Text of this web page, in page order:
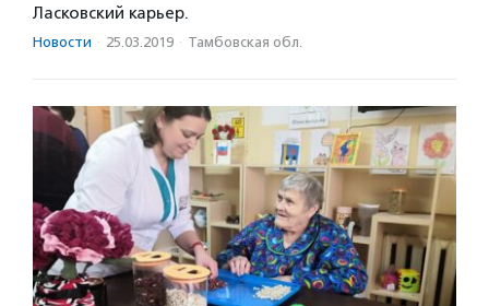
Ласковский карьер.
Новости · 25.03.2019 · Тамбовская обл.